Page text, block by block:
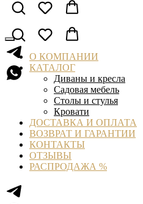
О КОМПАНИИ
КАТАЛОГ
Диваны и кресла
Садовая мебель
Столы и стулья
Кровати
ДОСТАВКА И ОПЛАТА
ВОЗВРАТ И ГАРАНТИИ
КОНТАКТЫ
ОТЗЫВЫ
РАСПРОДАЖА %